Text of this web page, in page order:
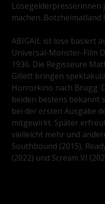
Lösegelderpresserinnen
machen. Botzheimatland
ABIGAIL ist lose basiert
Universal-Monster-Film
1936. Die Regisseure
Gillett bringen
Horrorkino nach Brugg.
beiden bestens bekannt
bei der ersten Ausgabe
mitgewirkt. Später
vielleicht mehr und
Southbound (2015),
(2022) und Scream VI